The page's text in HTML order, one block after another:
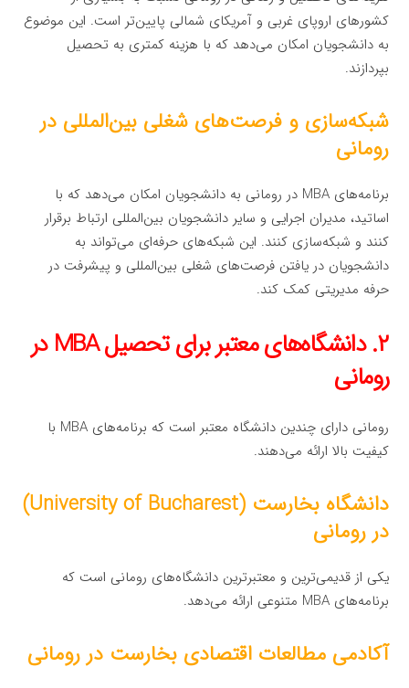
کشورهای اروپای غربی و آمریکای شمالی پایین‌تر است. این موضوع
به دانشجویان امکان می‌دهد که با هزینه کمتری به تحصیل
بپردازند.
شبکه‌سازی و فرصت‌های شغلی بین‌المللی در
رومانی
برنامه‌های MBA در رومانی به دانشجویان امکان می‌دهد که با
اساتید، مدیران اجرایی و سایر دانشجویان بین‌المللی ارتباط برقرار
کنند و شبکه‌سازی کنند. این شبکه‌های حرفه‌ای می‌تواند به
دانشجویان در یافتن فرصت‌های شغلی بین‌المللی و پیشرفت در
حرفه مدیریتی کمک کند.
۲. دانشگاه‌های معتبر برای تحصیل MBA در
رومانی
رومانی دارای چندین دانشگاه معتبر است که برنامه‌های MBA با
کیفیت بالا ارائه می‌دهند.
دانشگاه بخارست (University of Bucharest)
در رومانی
یکی از قدیمی‌ترین و معتبرترین دانشگاه‌های رومانی است که
برنامه‌های MBA متنوعی ارائه می‌دهد.
آکادمی مطالعات اقتصادی بخارست در رومانی